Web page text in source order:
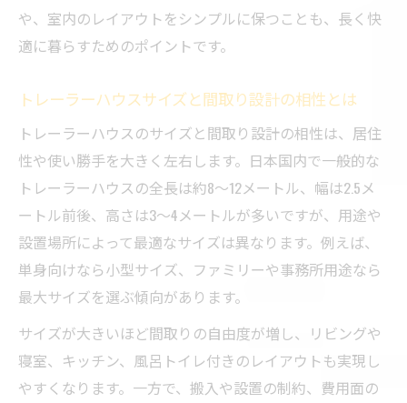
や、室内のレイアウトをシンプルに保つことも、長く快
適に暮らすためのポイントです。
トレーラーハウスサイズと間取り設計の相性とは
トレーラーハウスのサイズと間取り設計の相性は、居住
性や使い勝手を大きく左右します。日本国内で一般的な
トレーラーハウスの全長は約8〜12メートル、幅は2.5メ
ートル前後、高さは3〜4メートルが多いですが、用途や
設置場所によって最適なサイズは異なります。例えば、
単身向けなら小型サイズ、ファミリーや事務所用途なら
最大サイズを選ぶ傾向があります。
サイズが大きいほど間取りの自由度が増し、リビングや
寝室、キッチン、風呂トイレ付きのレイアウトも実現し
やすくなります。一方で、搬入や設置の制約、費用面の